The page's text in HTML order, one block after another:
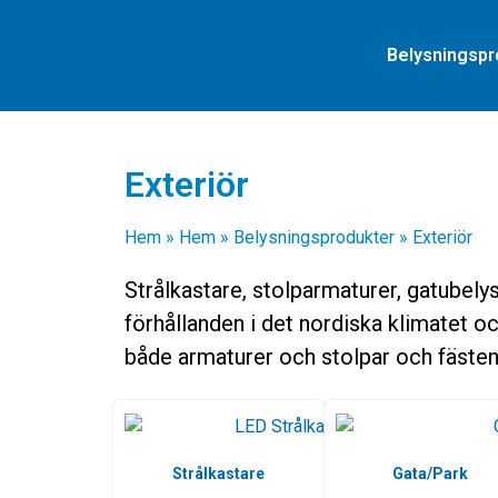
Exteriör
Hem » Hem » Belysningsprodukter » Exteriör
Strålkastare, stolparmaturer,
förhållanden i det nordiska klimatet
både armaturer och stolpar och
Strålkastare Gata/Park